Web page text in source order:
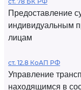
Предоставление
индивидуальным
лицам
ст. 12.8 КоАП РФ
Управление
находящимся в